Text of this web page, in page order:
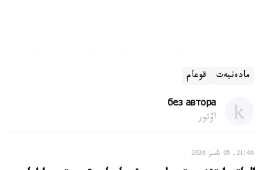
مادەنيەت قوعام
без автора
اۆتور
21:46, 05 تامىز 2026